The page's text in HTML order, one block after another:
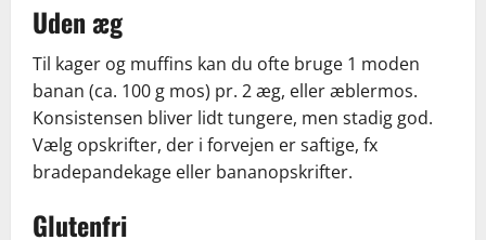
Uden æg
Til kager og muffins kan du ofte bruge 1 moden
banan (ca. 100 g mos) pr. 2 æg, eller æblermos.
Konsistensen bliver lidt tungere, men stadig god.
Vælg opskrifter, der i forvejen er saftige, fx
bradepandekage eller bananopskrifter.
Glutenfri